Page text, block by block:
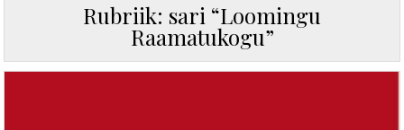
Rubriik: sari “Loomingu
Raamatukogu”